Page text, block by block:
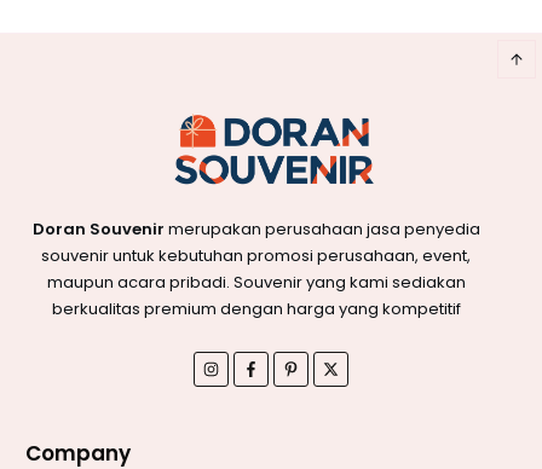
Doran Souvenir merupakan perusahaan jasa penyedia
souvenir untuk kebutuhan promosi perusahaan, event,
maupun acara pribadi. Souvenir yang kami sediakan
berkualitas premium dengan harga yang kompetitif
Company